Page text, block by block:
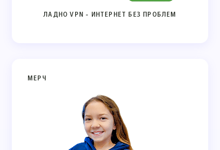
ЛАДНО VPN - ИНТЕРНЕТ БЕЗ ПРОБЛЕМ
МЕРЧ